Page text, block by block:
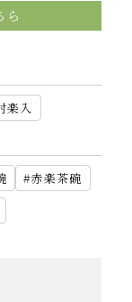
ら
楽入
赤楽茶碗